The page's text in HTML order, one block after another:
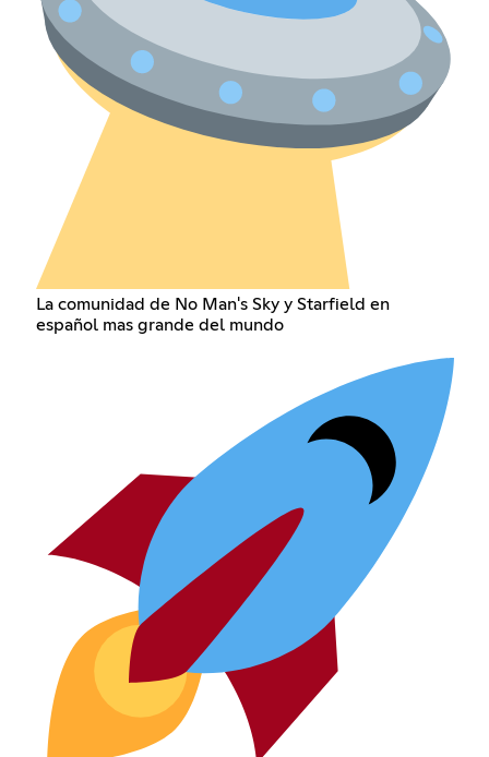
La comunidad de No Man's Sky y Starfield en
español mas grande del mundo